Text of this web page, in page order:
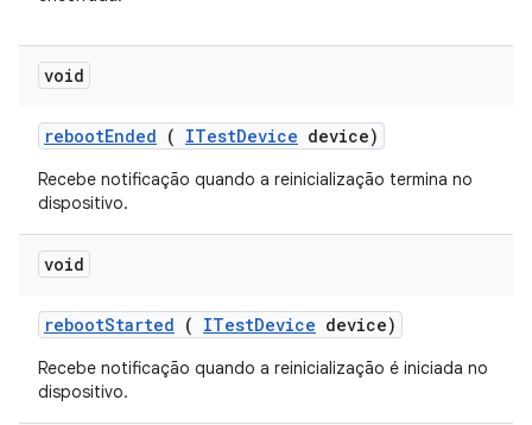
void
rebootEnded ( ITestDevice device)
Recebe notificação quando a reinicialização termina no
dispositivo.
void
rebootStarted ( ITestDevice device)
Recebe notificação quando a reinicialização é iniciada no
dispositivo.